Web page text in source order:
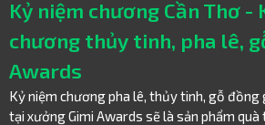
Kỷ niệm chương Cần Thơ -
chương thủy tinh, pha lê,
Awards
Kỷ niệm chương pha lê, thủy tinh, gỗ đồng
tại xưởng Gimi Awards sẽ là sản phẩm quà